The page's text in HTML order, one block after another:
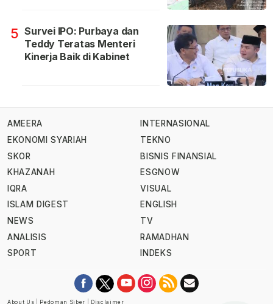
5 Survei IPO: Purbaya dan
Teddy Teratas Menteri
Kinerja Baik di Kabinet
AMEERA
EKONOMI SYARIAH
SKOR
KHAZANAH
IQRA
ISLAM DIGEST
NEWS
ANALISIS
SPORT
INTERNASIONAL
TEKNO
BISNIS FINANSIAL
ESGNOW
VISUAL
ENGLISH
TV
RAMADHAN
INDEKS
About Us Pedoman Siber Disclaimer